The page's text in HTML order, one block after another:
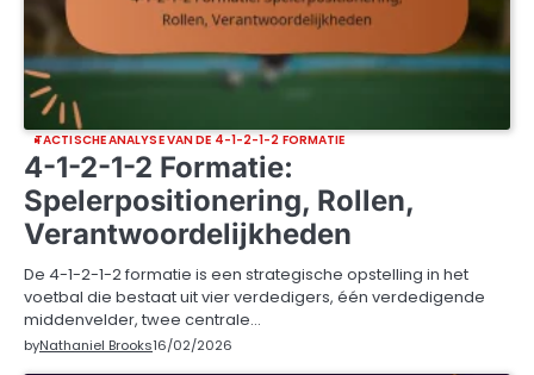
TACTISCHE ANALYSE VAN DE 4-1-2-1-2 FORMATIE
4-1-2-1-2 Formatie:
Spelerpositionering, Rollen,
Verantwoordelijkheden
De 4-1-2-1-2 formatie is een strategische opstelling in het
voetbal die bestaat uit vier verdedigers, één verdedigende
middenvelder, twee centrale…
byNathaniel Brooks16/02/2026